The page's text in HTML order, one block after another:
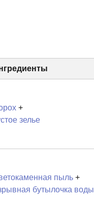
+
зелье
пыль+
бутылочка воды